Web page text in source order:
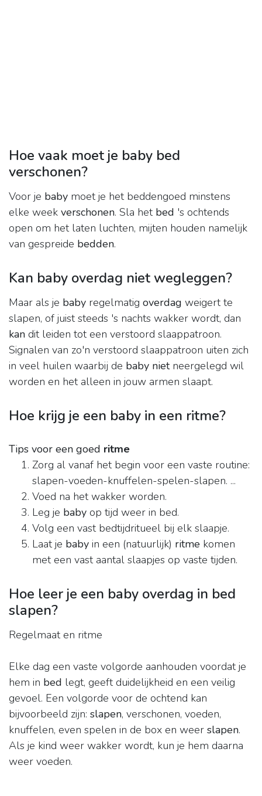
Hoe vaak moet je baby bed
verschonen?
Voor je baby moet je het beddengoed minstens
elke week verschonen. Sla het bed 's ochtends
open om het laten luchten, mijten houden namelijk
van gespreide bedden.
Kan baby overdag niet wegleggen?
Maar als je baby regelmatig overdag weigert te
slapen, of juist steeds 's nachts wakker wordt, dan
kan dit leiden tot een verstoord slaappatroon.
Signalen van zo'n verstoord slaappatroon uiten zich
in veel huilen waarbij de baby nietneergelegd wil
worden en het alleen in jouw armen slaapt.
Hoe krijg je een baby in een ritme?
Tips voor een goed ritme
Zorg al vanaf het begin voor een vaste routine:
slapen-voeden-knuffelen-spelen-slapen. ...
Voed na het wakker worden.
Leg je baby op tijd weer in bed.
Volg een vast bedtijdritueel bij elk slaapje.
Laat je baby in een (natuurlijk) ritme komen
met een vast aantal slaapjes op vaste tijden.
Hoe leer je een baby overdag in bed
slapen?
Regelmaat en ritme
Elke dag een vaste volgorde aanhouden voordat je
hem in bed legt, geeft duidelijkheid en een veilig
gevoel. Een volgorde voor de ochtend kan
bijvoorbeeld zijn: slapen, verschonen, voeden,
knuffelen, even spelen in de box en weer slapen.
Als je kind weer wakker wordt, kun je hem daarna
weer voeden.